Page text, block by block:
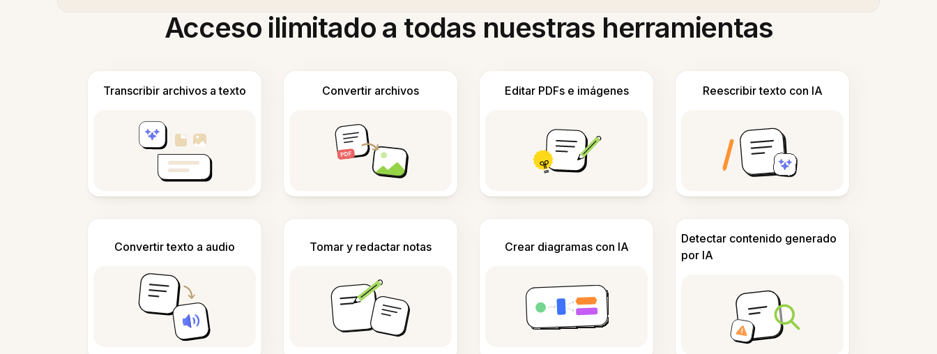
Acceso ilimitado a todas nuestras herramientas
Transcribir archivos a texto Convertir archivos Editar PDFs e imágenes Reescribir texto con IA
Convertir texto a audio Tomar y redactar notas Crear diagramas con IA
Detectar contenido generado
por IA